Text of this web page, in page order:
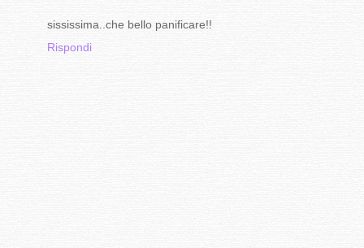
sississima..che bello panificare!!
Rispondi